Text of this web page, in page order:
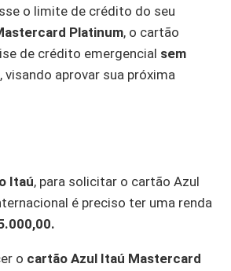
o limite de crédito do seu
Platinum, o cartão
de crédito emergencial sem
, visando aprovar sua próxima
Itaú, para solicitar o cartão Azul
é preciso ter uma renda
o cartão Azul Itaú Mastercard